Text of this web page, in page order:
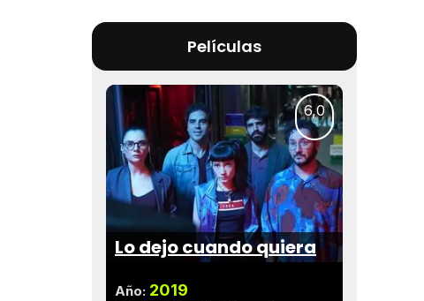
Películas
6,0
Lo dejo cuando quiera
Año: 2019